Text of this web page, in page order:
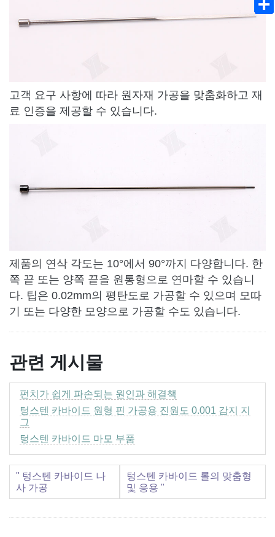
고객 요구 사항에 따라 원자재 가공을 맞춤화하고 재
료 인증을 제공할 수 있습니다.
제품의 연삭 각도는 10°에서 90°까지 다양합니다. 한
쪽 끝 또는 양쪽 끝을 원통형으로 연마할 수 있습니
다. 팁은 0.02mm의 평탄도로 가공할 수 있으며 모따
기 또는 다양한 모양으로 가공할 수도 있습니다.
관련 게시물
펀치가 쉽게 파손되는 원인과 해결책
텅스텐 카바이드 원형 핀 가공용 진원도 0.001 감지 지
그
텅스텐 카바이드 마모 부품
" 텅스텐 카바이드 나
사 가공
텅스텐 카바이드 롤의 맞춤형
및 응용 "